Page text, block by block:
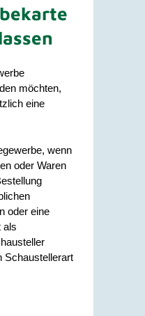
möchten,
eine
wenn
oder Waren
oder eine
als
Schaustellerart